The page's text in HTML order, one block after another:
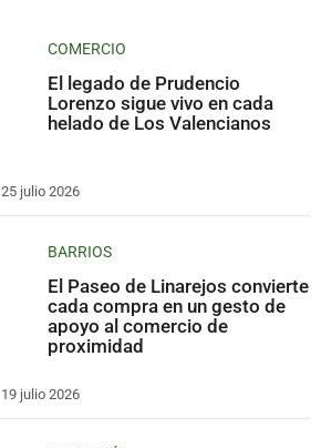
COMERCIO
El legado de Prudencio
Lorenzo sigue vivo en cada
helado de Los Valencianos
25 julio 2026
BARRIOS
El Paseo de Linarejos convierte
cada compra en un gesto de
apoyo al comercio de
proximidad
19 julio 2026